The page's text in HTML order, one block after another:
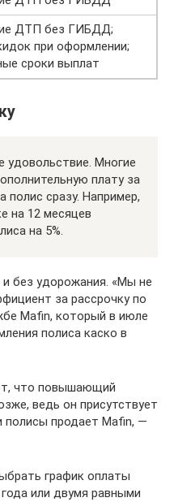
ДТП без ГИБДД;
при оформлении;
сроки выплат
удовольствие. Многие
плату за
полис сразу. Например,
на 12 месяцев
на 5%.
без удорожания. «Мы не
за рассрочку по
Mafin, который в июле
полиса каско в
что повышающий
ведь он присутствует
полисы продает Mafin, —
график оплаты
или двумя равными